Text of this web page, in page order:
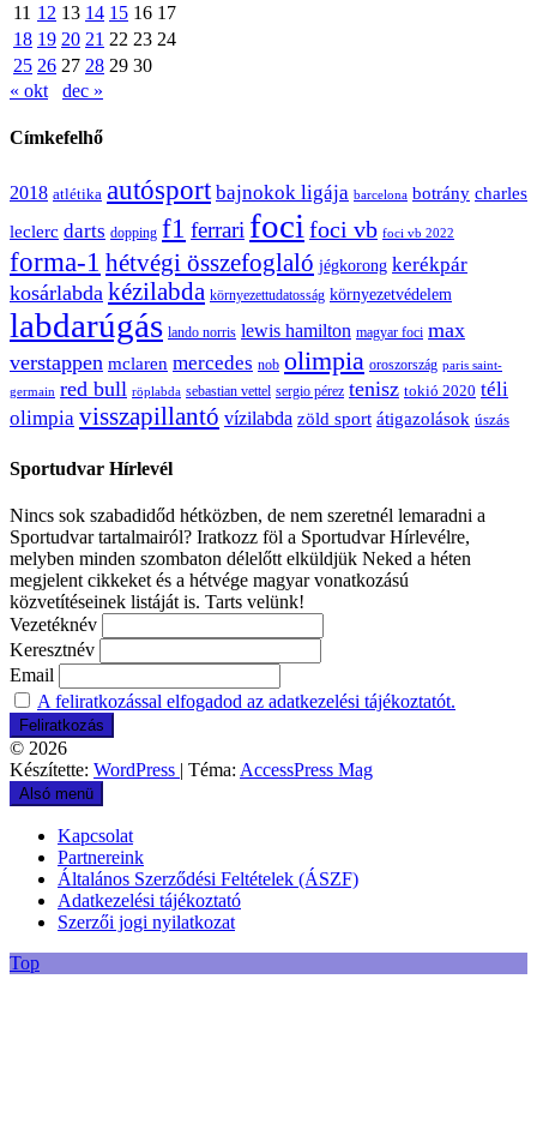
11 12 13 14 15 16 17
18 19 20 21 22 23 24
25 26 27 28 29 30
« okt
dec »
Címkefelhő
2018 atlétika autósport bajnokok ligája barcelona botrány charles
leclerc darts dopping f1 ferrari foci foci vb foci vb 2022
forma-1 hétvégi összefoglaló jégkorong kerékpár
kosárlabda kézilabda környezettudatosság környezetvédelem
labdarúgás lando norris lewis hamilton magyar foci max
verstappen mclaren mercedes nob olimpia oroszország paris saint-
germain red bull röplabda sebastian vettel sergio pérez tenisz tokió 2020 téli
olimpia visszapillantó vízilabda zöld sport átigazolások úszás
Sportudvar Hírlevél
Nincs sok szabadidőd hétközben, de nem szeretnél lemaradni a
Sportudvar tartalmairól? Iratkozz föl a Sportudvar Hírlevélre,
melyben minden szombaton délelőtt elküldjük Neked a héten
megjelent cikkeket és a hétvége magyar vonatkozású
közvetítéseinek listáját is. Tarts velünk!
Vezetéknév
Keresztnév
Email
A feliratkozással elfogadod az adatkezelési tájékoztatót.
© 2026
Készítette: WordPress | Téma: AccessPress Mag
Alsó menü
Kapcsolat
Partnereink
Általános Szerződési Feltételek (ÁSZF)
Adatkezelési tájékoztató
Szerzői jogi nyilatkozat
Top